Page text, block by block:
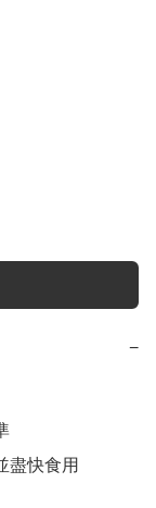
−
盡快食用